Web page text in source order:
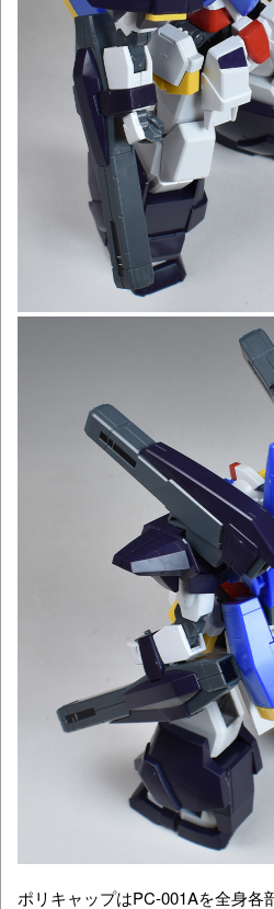
ポリキャップはPC-001Aを全身各